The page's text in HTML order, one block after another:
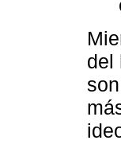
del